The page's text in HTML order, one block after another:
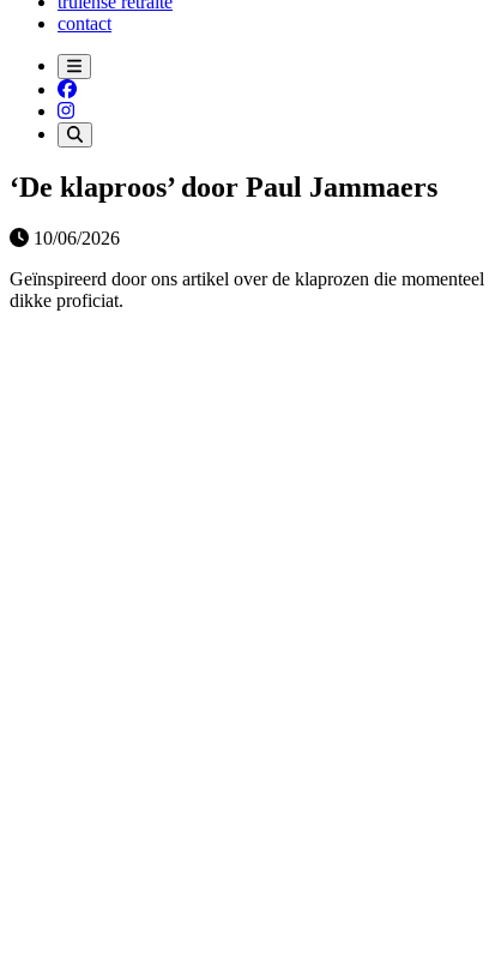
contact
‘De klaproos’ door Paul Jammaers
10/06/2026
Geïnspireerd door ons artikel over de klaprozen die
dikke proficiat.